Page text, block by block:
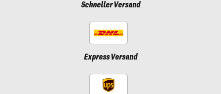
Schneller Versand
Express Versand